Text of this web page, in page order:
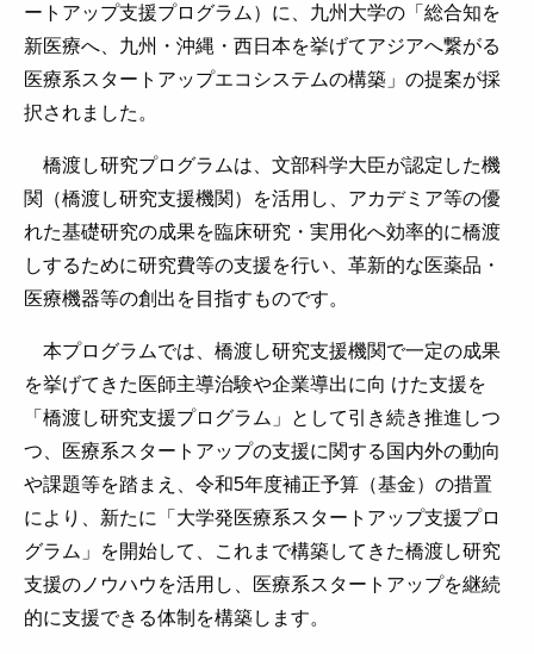
ートアップ支援プログラム）に、九州大学の「 総合知を
新医療へ、九州・沖縄・西日本を挙げてアジアへ繋がる
医療系スタートアップエコシステムの構築」の提案が採
択されました。
橋渡し研究プログラムは、文部科学大臣が認定した機
関（橋渡し研究支援機関）を活用し、アカデミア等の優
れた基礎研究の成果を臨床研究・実用化へ効率的に橋渡
しするために研究費等の支援を行い、革新的な医薬品・
医療機器等の創出を目指すものです。
本プログラムでは、橋渡し研究支援機関で一定の成果
を挙げてきた医師主導治験や企業導出に向 けた支援を
「橋渡し研究支援プログラム」として引き続き推進しつ
つ、医療系スタートアップの支援に関する国内外の動向
や課題等を踏まえ、令和5年度補正予算（基金）の措置
により、新たに「大学発医療系スタートアップ支援プロ
グラム」を開始して、これまで構築してきた橋渡し研究
支援のノウハウを活用し、医療系スタートアップを継続
的に支援できる体制を構築します。